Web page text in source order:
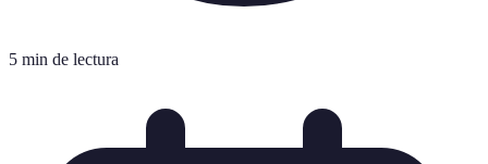
5 min de lectura